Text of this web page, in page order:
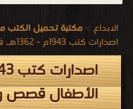
الابداع > مكتبة تحميل الكتب
اصدارات كتب 1943م - 1362هـ في كتب في الأطفال قصص ومجلات
الأطفال قصص